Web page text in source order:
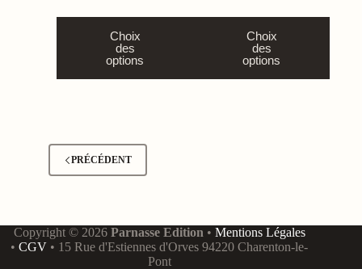
Choix
des
options
Choix
des
options
PRÉCÉDENT
Copyright © 2026 Parnasse Edition • Mentions Légales
•CGV • 15 Rue d'Estiennes d'Orves 94220 Charenton-le-
Pont